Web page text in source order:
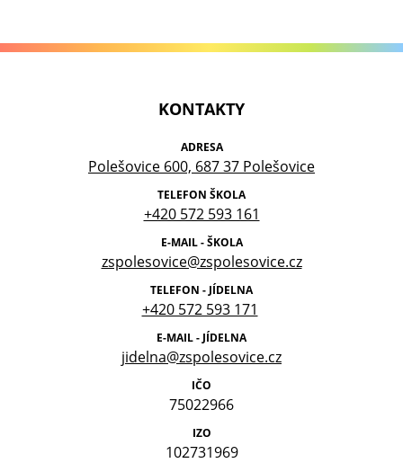
KONTAKTY
ADRESA
Polešovice 600, 687 37 Polešovice
TELEFON ŠKOLA
+420 572 593 161
E-MAIL - ŠKOLA
zspolesovice@zspolesovice.cz
TELEFON - JÍDELNA
+420 572 593 171
E-MAIL - JÍDELNA
jidelna@zspolesovice.cz
IČO
75022966
IZO
102731969